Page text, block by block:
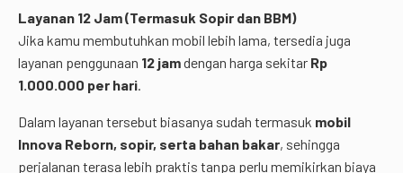
Layanan 12 Jam (Termasuk Sopir dan BBM)
Jika kamu membutuhkan mobil lebih lama, tersedia juga
layanan penggunaan 12 jamdengan harga sekitar Rp
1.000.000 per hari
Dalam layanan tersebut biasanya sudah termasuk mobil
Innova Reborn, sopir, serta bahan bakar, sehingga
perjalanan terasa lebih praktis tanpa perlu memikirkan biaya